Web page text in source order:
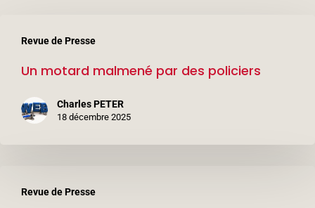
Revue de Presse
motard
malmené
Un motard malmené par des policiers
Charles PETER
18 décembre 2025
Revue de Presse
amis